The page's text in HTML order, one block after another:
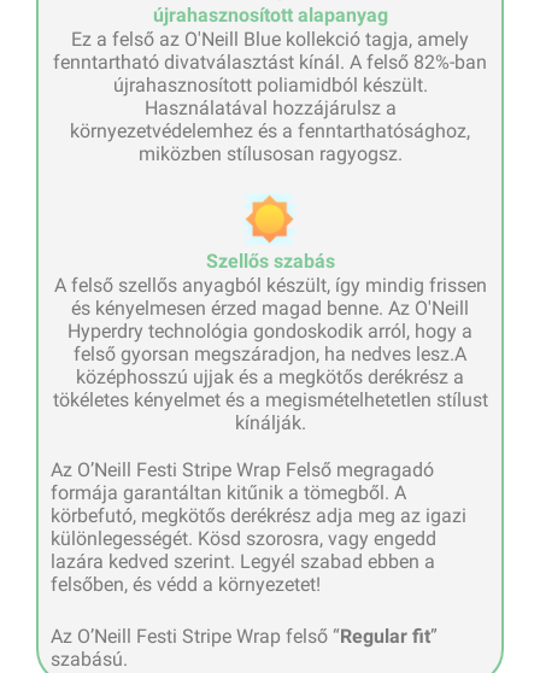
újrahasznosított alapanyag
Ez a felső az O'Neill Blue kollekció tagja, amely
fenntartható divatválasztást kínál. A felső 82%-ban
újrahasznosított poliamidból készült.
Használatával hozzájárulsz a
környezetvédelemhez és a fenntarthatósághoz,
miközben stílusosan ragyogsz.
Szellős szabás
A felső szellős anyagból készült, így mindig frissen
és kényelmesen érzed magad benne. Az O'Neill
Hyperdry technológia gondoskodik arról, hogy a
felső gyorsan megszáradjon, ha nedves lesz.A
középhosszú ujjak és a megkötős derékrész a
tökéletes kényelmet és a megismételhetetlen stílust
kínálják.
Az O’Neill Festi Stripe Wrap Felső megragadó
formája garantáltan kitűnik a tömegből. A
körbefutó, megkötős derékrész adja meg az igazi
különlegességét. Kösd szorosra, vagy engedd
lazára kedved szerint. Legyél szabad ebben a
felsőben, és védd a környezetet!
Az O’Neill Festi Stripe Wrap felső “Regular fit”
szabású.